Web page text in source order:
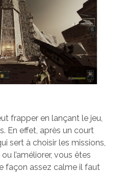
frapper en lançant le jeu,
En effet, après un court
sert à choisir les missions,
l’améliorer, vous êtes
façon assez calme il faut